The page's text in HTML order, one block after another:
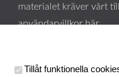
materialet kräver vårt
användarvillkor här.
Tillåt funktionella